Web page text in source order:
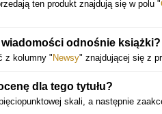
ten produkt znajdują się w polu "
odnośnie książki?
z kolumny " Newsy" znajdującej się z
dla tego tytułu?
skali, a następnie